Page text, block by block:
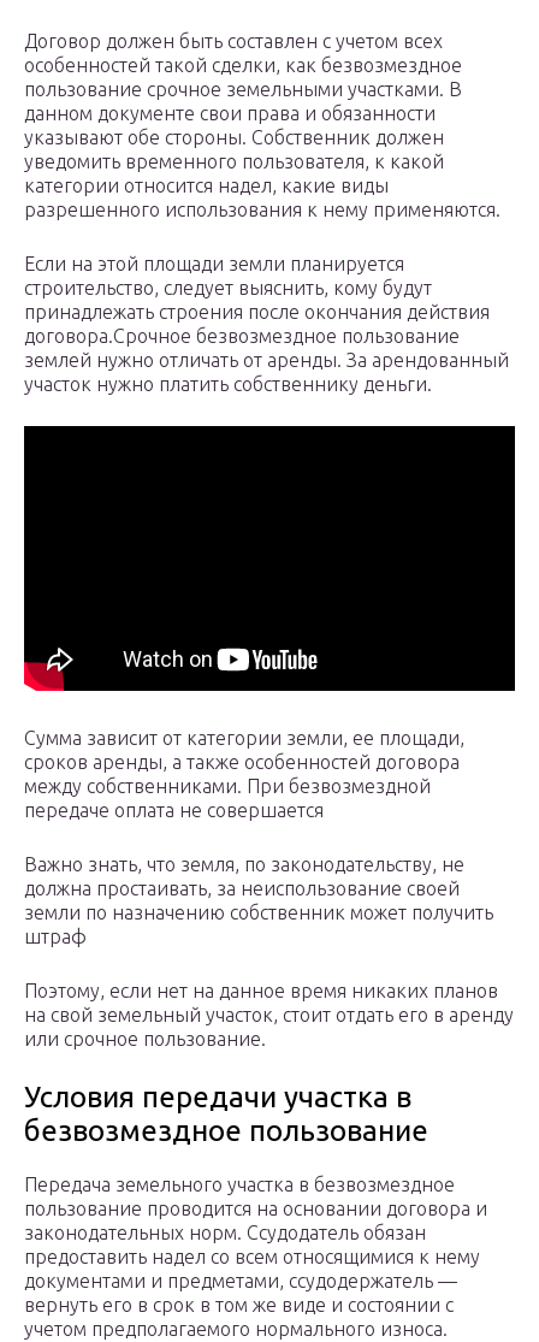
Договор должен быть составлен с учетом всех
особенностей такой сделки, как безвозмездное
пользование срочное земельными участками. В
данном документе свои права и обязанности
указывают обе стороны. Собственник должен
уведомить временного пользователя, к какой
категории относится надел, какие виды
разрешенного использования к нему применяются.
Если на этой площади земли планируется
строительство, следует выяснить, кому будут
принадлежать строения после окончания действия
договора.Срочное безвозмездное пользование
землей нужно отличать от аренды. За арендованный
участок нужно платить собственнику деньги.
Сумма зависит от категории земли, ее площади,
сроков аренды, а также особенностей договора
между собственниками. При безвозмездной
передаче оплата не совершается
Важно знать, что земля, по законодательству, не
должна простаивать, за неиспользование своей
земли по назначению собственник может получить
штраф
Поэтому, если нет на данное время никаких планов
на свой земельный участок, стоит отдать его в аренду
или срочное пользование.
Условия передачи участка в
безвозмездное пользование
Передача земельного участка в безвозмездное
пользование проводится на основании договора и
законодательных норм. Ссудодатель обязан
предоставить надел со всем относящимися к нему
документами и предметами, ссудодержатель —
вернуть его в срок в том же виде и состоянии с
учетом предполагаемого нормального износа.